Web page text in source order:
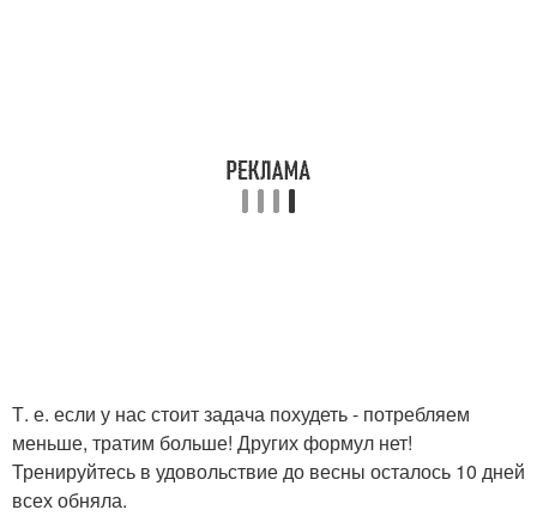
Т. е. если у нас стоит задача похудеть - потребляем
меньше, тратим больше! Других формул нет!
Тренируйтесь в удовольствие до весны осталось 10 дней
всех обняла.